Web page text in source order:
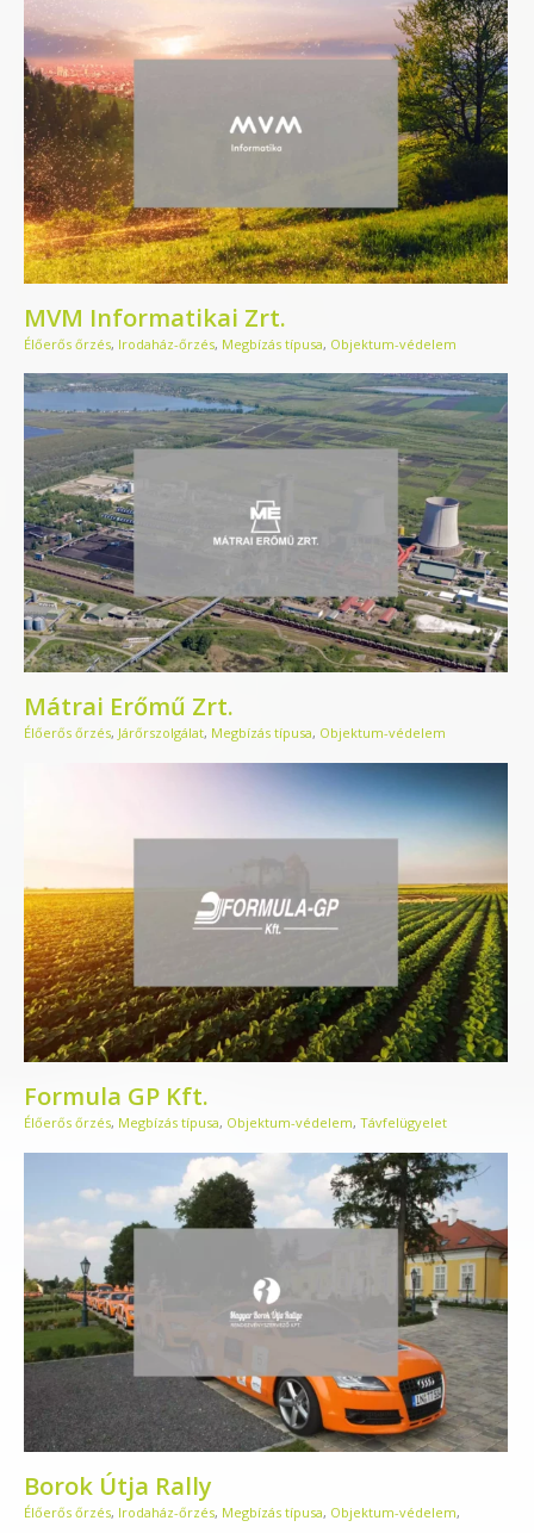
MVM Informatikai Zrt.
Élőerős őrzés, Irodaház-őrzés, Megbízás típusa, Objektum-védelem
Mátrai Erőmű Zrt.
Élőerős őrzés, Járőrszolgálat, Megbízás típusa, Objektum-védelem
Formula GP Kft.
Élőerős őrzés, Megbízás típusa, Objektum-védelem,Távfelügyelet
Borok Útja Rally
Élőerős őrzés, Irodaház-őrzés, Megbízás típusa, Objektum-védelem,